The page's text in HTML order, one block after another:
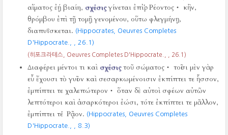
αἵματος ἐῄ βιαίη, σχέσιςγίνεται ἐπιῤῬέοντος‧ κἢν,
θρόμβου ἐπὶ τῇ τομῇ γενομένου, οὕτω φλεγμήνῃ,
διαπυΐσκεται. (Hippocrates, Oeuvres Completes
D'Hippocrate.,
, 26.1)
(히포크라테스, Oeuvres Completes D'Hippocrate., , 26.1)
Διαφέρει μέντοι τι καὶ σχέσιςτοῦ σώματος‧ τοῖσι μὲν γὰρ
εὖ ἔχουσι τὸ γυῖον καὶ σεσαρκωμένοισιν ἐκπίπτει τε ἧσσον,
ἐμπίπτει τε χαλεπώτερον‧ ὅταν δὲ αὐτοὶ σφέων αὐτῶν
λεπτότεροι καὶ ἀσαρκότεροι ἐώσι, τότε ἐκπίπτει τε μᾶλλον,
ἐμπίπτει τε Ῥᾷον. (Hippocrates, Oeuvres Completes
D'Hippocrate.,
, 8.3)